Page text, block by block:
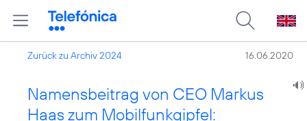
Zurück zu Archiv 2024 16.06.2020
Namensbeitrag von CEO Markus
Haas zum Mobilfunkgipfel: